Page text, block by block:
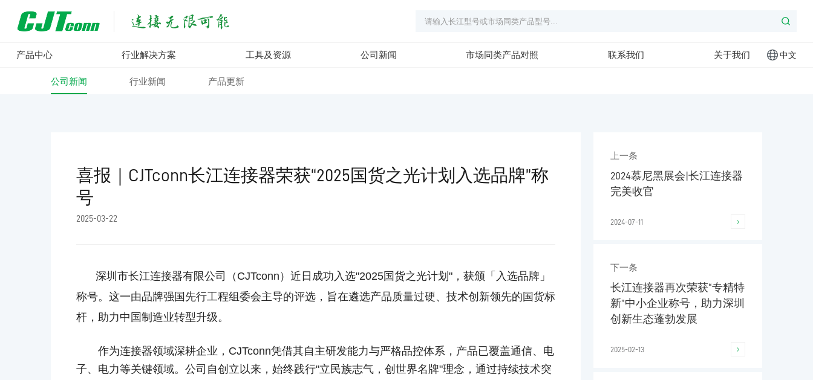
产品中心 行业解决方案 工具及资源 公司新闻 市场同类产品对照 联系我们 关于我们 中文
公司新闻 行业新闻 产品更新
喜报｜CJTconn长江连接器荣获“2025国货之光计划入选品牌”称
号
2025-03-22
深圳市长江连接器有限公司（ CJTconn）近日成功入选"2025国货之光计划"，获颁「入选品牌」
称号。这一由品牌强国先行工程组委会主导的评选，旨在遴选产品质量过硬、技术创新领先的国货标
杆，助力中国制造业转型升级。
作为连接器领域深耕企业， CJTconn凭借其自主研发能力与严格品控体系，产品已覆盖通信、电
子、电力等关键领域。公司自创立以来，始终践行"立民族志气，创世界名牌"理念，通过持续技术突
上一条
2024慕尼黑展会|长江连接器
完美收官
2024-07-11
下一条
长江连接器再次荣获“专精特
新”中小企业称号，助力深圳
创新生态蓬勃发展
2025-02-13